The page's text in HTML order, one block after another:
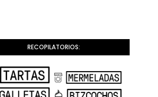
RECOPILATORIOS: